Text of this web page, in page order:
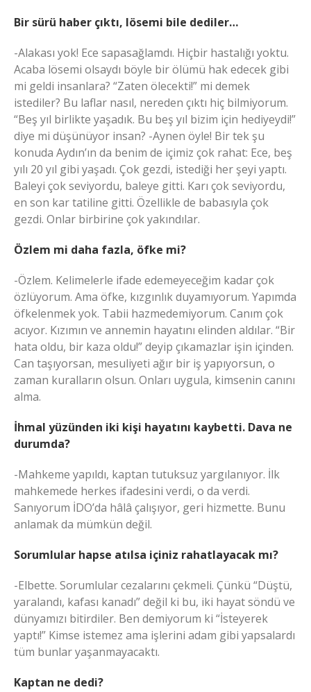
Bir sürü haber çıktı, lösemi bile dediler…
-Alakası yok! Ece sapasağlamdı. Hiçbir hastalığı yoktu.
Acaba lösemi olsaydı böyle bir ölümü hak edecek gibi
mi geldi insanlara? “Zaten ölecekti!” mi demek
istediler? Bu laflar nasıl, nereden çıktı hiç bilmiyorum.
“Beş yıl birlikte yaşadık. Bu beş yıl bizim için hediyeydi!”
diye mi düşünüyor insan? -Aynen öyle! Bir tek şu
konuda Aydın’ın da benim de içimiz çok rahat: Ece, beş
yılı 20 yıl gibi yaşadı. Çok gezdi, istediği her şeyi yaptı.
Baleyi çok seviyordu, baleye gitti. Karı çok seviyordu,
en son kar tatiline gitti. Özellikle de babasıyla çok
gezdi. Onlar birbirine çok yakındılar.
Özlem mi daha fazla, öfke mi?
-Özlem. Kelimelerle ifade edemeyeceğim kadar çok
özlüyorum. Ama öfke, kızgınlık duyamıyorum. Yapımda
öfkelenmek yok. Tabii hazmedemiyorum. Canım çok
acıyor. Kızımın ve annemin hayatını elinden aldılar. “Bir
hata oldu, bir kaza oldu!” deyip çıkamazlar işin içinden.
Can taşıyorsan, mesuliyeti ağır bir iş yapıyorsun, o
zaman kuralların olsun. Onları uygula, kimsenin canını
alma.
İhmal yüzünden iki kişi hayatını kaybetti. Dava ne
durumda?
-Mahkeme yapıldı, kaptan tutuksuz yargılanıyor. İlk
mahkemede herkes ifadesini verdi, o da verdi.
Sanıyorum İDO’da hâlâ çalışıyor, geri hizmette. Bunu
anlamak da mümkün değil.
Sorumlular hapse atılsa içiniz rahatlayacak mı?
-Elbette. Sorumlular cezalarını çekmeli. Çünkü “Düştü,
yaralandı, kafası kanadı” değil ki bu, iki hayat söndü ve
dünyamızı bitirdiler. Ben demiyorum ki “İsteyerek
yaptı!” Kimse istemez ama işlerini adam gibi yapsalardı
tüm bunlar yaşanmayacaktı.
Kaptan ne dedi?